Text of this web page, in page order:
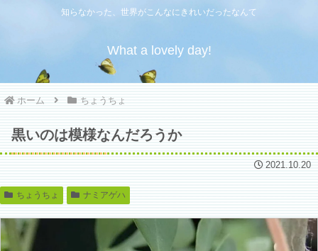
知らなかった、世界がこんなにきれいだったなんて
What a lovely day!
ホーム ちょうちょ
黒いのは模様なんだろうか
2021.10.20
ちょうちょ ナミアゲハ